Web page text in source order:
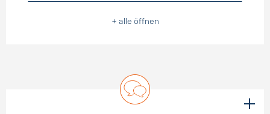
+ alle öffnen